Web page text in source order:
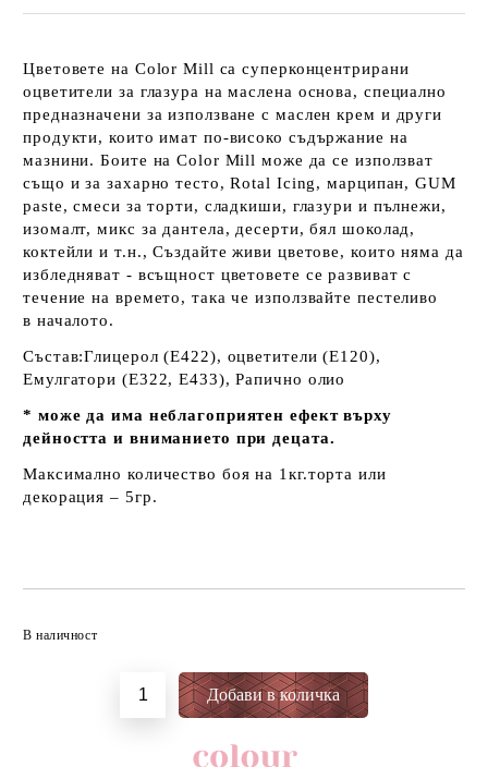
Цветовете на Color Mill са суперконцентрирани
оцветители за глазура на маслена основа, специално
предназначени за използване с маслен крем и други
продукти, които имат по-високо съдържание на
мазнини. Боите на Color Mill може да се използват
също и за захарно тесто, Rotal Icing, марципан, GUM
paste, смеси за торти, сладкиши, глазури и пълнежи,
изомалт, микс за дантела, десерти, бял шоколад,
коктейли и т.н., Създайте живи цветове, които няма да
избледняват - всъщност цветовете се развиват с
течение на времето, така че използвайте пестеливо
в началото.
Състав:Глицерол (E422), оцветители (E120),
Емулгатори (E322, E433), Рапично олио
* може да има неблагоприятен ефект върху
дейността и вниманието при децата.
Максимално количество боя на 1кг.торта или
декорация – 5гр.
В наличност